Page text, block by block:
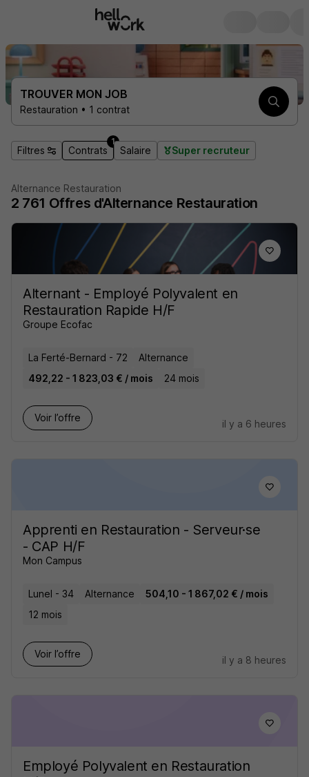
TROUVER MON JOB
Restauration • 1 contrat
Filtres Contrats
1
Salaire Super recruteur
Alternance Restauration
2 761 Offres d'Alternance Restauration
Alternant - Employé Polyvalent en
Restauration Rapide H/F
Groupe Ecofac
La Ferté-Bernard - 72
Alternance
492,22 - 1 823,03 € / mois
24 mois
Voir l’offre
il y a 6 heures
Apprenti en Restauration - Serveur·se
- CAP H/F
Mon Campus
Lunel - 34 Alternance
504,10 - 1 867,02 € / mois
12 mois
Voir l’offre
il y a 8 heures
Employé Polyvalent en Restauration